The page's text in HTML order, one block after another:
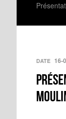
DATE 16-